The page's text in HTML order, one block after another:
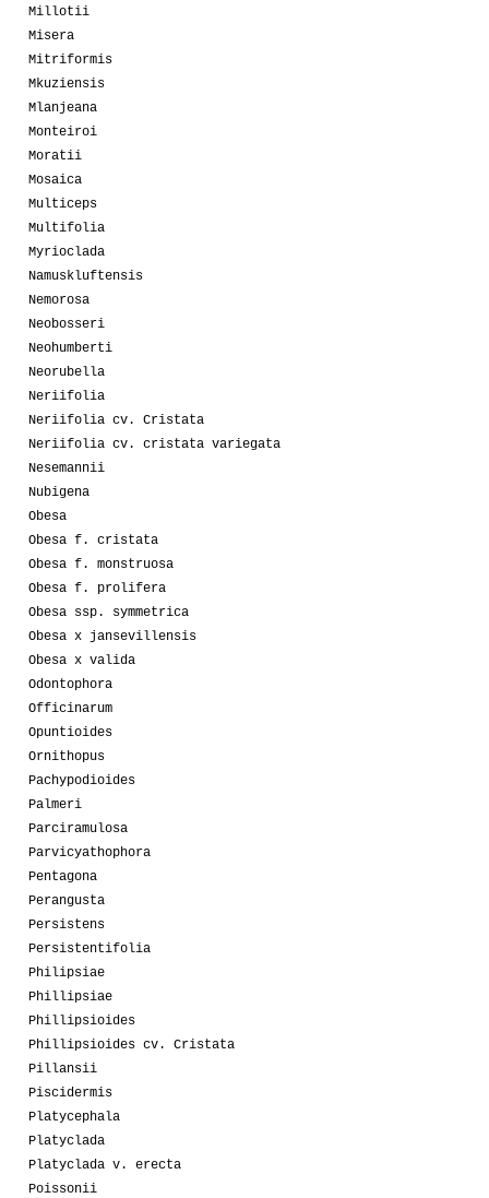
Millotii
Misera
Mitriformis
Mkuziensis
Mlanjeana
Monteiroi
Moratii
Mosaica
Multiceps
Multifolia
Myrioclada
Namuskluftensis
Nemorosa
Neobosseri
Neohumberti
Neorubella
Neriifolia
Neriifolia cv. Cristata
Neriifolia cv. cristata variegata
Nesemannii
Nubigena
Obesa
Obesa f. cristata
Obesa f. monstruosa
Obesa f. prolifera
Obesa ssp. symmetrica
Obesa x jansevillensis
Obesa x valida
Odontophora
Officinarum
Opuntioides
Ornithopus
Pachypodioides
Palmeri
Parciramulosa
Parvicyathophora
Pentagona
Perangusta
Persistens
Persistentifolia
Philipsiae
Phillipsiae
Phillipsioides
Phillipsioides cv. Cristata
Pillansii
Piscidermis
Platycephala
Platyclada
Platyclada v. erecta
Poissonii